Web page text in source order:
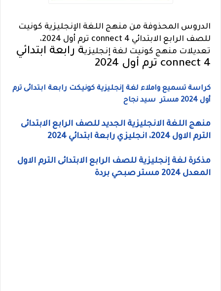
الدروس المحذوفة من منهج اللغة الإنجليزية كونيت
للصف الرابع الابتدائي connect 4 ترم أول 2024،
تعديلات منهج كونيت لغة إنجليزية رابعة ابتدائي
connect 4 ترم أول 2024
كراسة تسميع واملاء لغة إنجليزية كونيكت رابعة ابتدائى ترم
أول 2024 مستر سيد نجاح
منهج اللغة الانجليزية الجديد للصف الرابع الابتدائى
الترم الاول 2024، انجليزي رابعة ابتدائي 2024
مذكرة لغة إنجليزية للصف الرابع الابتدائى الترم الاول
المعدل 2024 مستر صبحي بردة